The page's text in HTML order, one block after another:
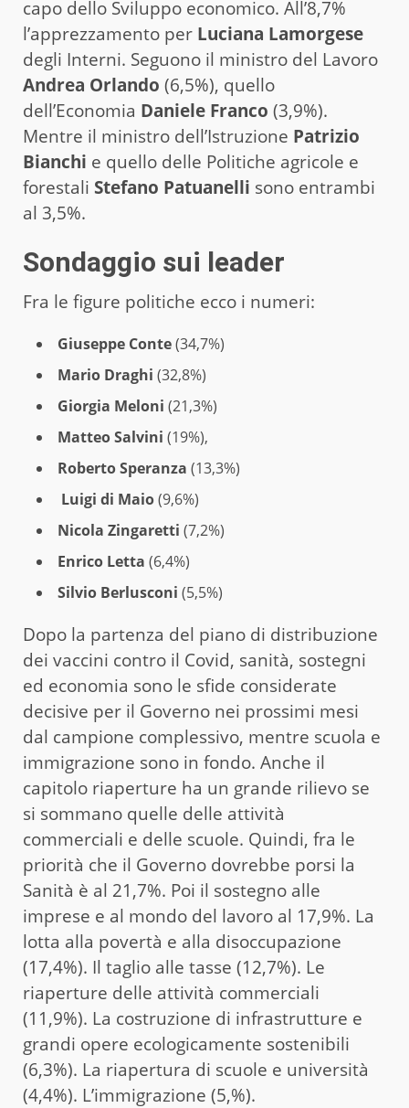
capo dello Sviluppo economico. All’8,7%
l’apprezzamento per Luciana Lamorgese
degli Interni. Seguono il ministro del Lavoro
Andrea Orlando (6,5%), quello
dell’Economia Daniele Franco (3,9%).
Mentre il ministro dell’Istruzione Patrizio
Bianchi e quello delle Politiche agricole e
forestali Stefano Patuanelli sono entrambi
al 3,5%.
Sondaggio sui leader
Fra le figure politiche ecco i numeri:
Giuseppe Conte(34,7%)
Mario Draghi (32,8%)
Giorgia Meloni (21,3%)
Matteo Salvini (19%),
Roberto Speranza (13,3%)
Luigi di Maio(9,6%)
Nicola Zingaretti (7,2%)
Enrico Letta (6,4%)
Silvio Berlusconi (5,5%)
Dopo la partenza del piano di distribuzione
dei vaccini contro il Covid, sanità, sostegni
ed economia sono le sfide considerate
decisive per il Governo nei prossimi mesi
dal campione complessivo, mentre scuola e
immigrazione sono in fondo. Anche il
capitolo riaperture ha un grande rilievo se
si sommano quelle delle attività
commerciali e delle scuole. Quindi, fra le
priorità che il Governo dovrebbe porsi la
Sanità è al 21,7%. Poi il sostegno alle
imprese e al mondo del lavoro al 17,9%. La
lotta alla povertà e alla disoccupazione
(17,4%). Il taglio alle tasse (12,7%). Le
riaperture delle attività commerciali
(11,9%). La costruzione di infrastrutture e
grandi opere ecologicamente sostenibili
(6,3%). La riapertura di scuole e università
(4,4%). L’immigrazione (5,%).